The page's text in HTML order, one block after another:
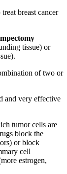
treat breast cancer
tissue) or
of two or
and very effective
tumor cells are
block the
or block
cell
estrogen,